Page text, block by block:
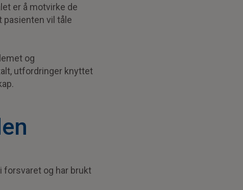
er å motvirke de
pasienten vil tåle
og
utfordringer knyttet
forsvaret og har brukt